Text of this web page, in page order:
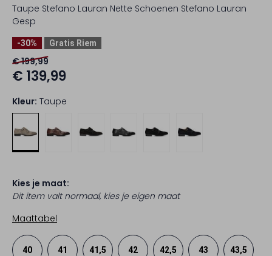
Taupe Stefano Lauran Nette Schoenen Stefano Lauran
Gesp
-30% Gratis Riem
€ 199,99
€ 139,99
Kleur: Taupe
Kies je maat:
Dit item valt normaal, kies je eigen maat
Maattabel
40 41 41,5 42 42,5 43 43,5